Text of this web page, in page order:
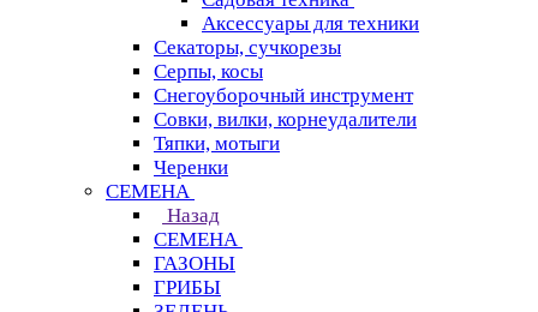
Аксессуары для техники
Секаторы, сучкорезы
Серпы, косы
Снегоуборочный инструмент
Совки, вилки, корнеудалители
Тяпки, мотыги
Черенки
СЕМЕНА
Назад
СЕМЕНА
ГАЗОНЫ
ГРИБЫ